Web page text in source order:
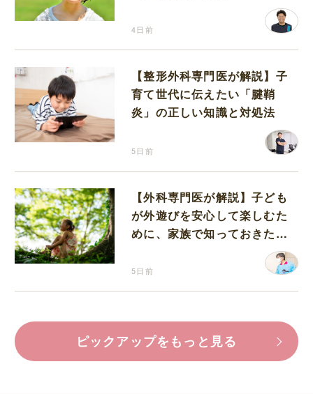
4日前
【整形外科専門医が解説】子
育て世代に伝えたい「腱鞘
炎」の正しい知識と対処法
5日前
【外科専門医が解説】子ども
が外遊びを安心して楽しむた
めに、家族で知っておきたい
5日前
ピックアップをもっと見る